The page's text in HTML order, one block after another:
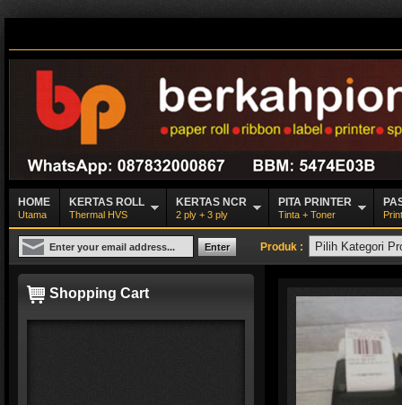
HOME
Utama
KERTAS ROLL
Thermal HVS
KERTAS NCR
2 ply + 3 ply
PITA PRINTER
Tinta + Toner
Produk :
Shopping Cart